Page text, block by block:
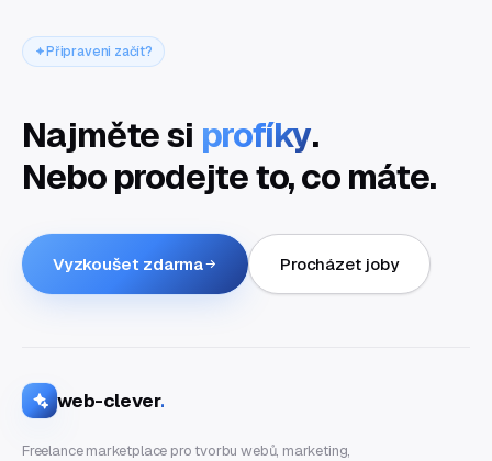
Připraveni začít?
Najměte si profíky.
Nebo prodejte to, co máte.
Vyzkoušet zdarma Procházet joby
web-clever.
Freelance marketplace pro tvorbu webů, marketing,